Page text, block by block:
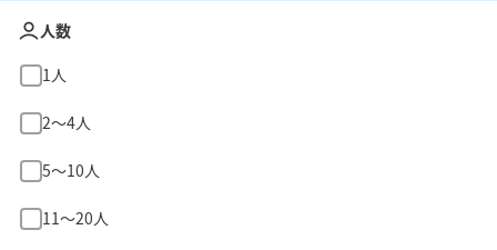
人数
1人
2〜4人
5〜10人
11〜20人